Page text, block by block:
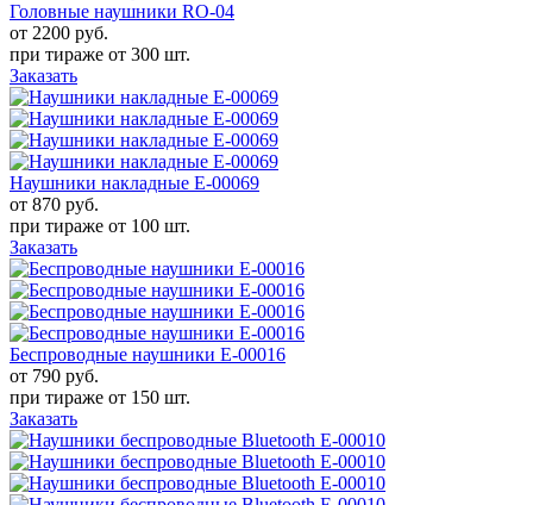
Головные наушники RO-04
от 2200 руб.
при тираже от 300 шт.
Заказать
Наушники накладные Е-00069
от 870 руб.
при тираже от 100 шт.
Заказать
Беспроводные наушники Е-00016
от 790 руб.
при тираже от 150 шт.
Заказать